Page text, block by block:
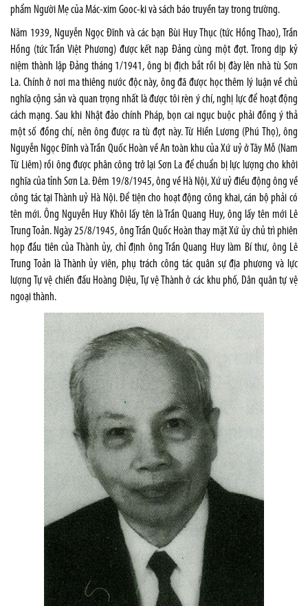
phẩm Người Mẹ của Mác-xim Gooc-ki và sách báo truyền tay trong trường.
Năm 1939, Nguyễn Ngọc Đĩnh và các bạn Bùi Huy Thục (tức Hồng Thao), Trần
Hồng (tức Trần Việt Phương) được kết nạp Đảng cùng một đợt. Trong dịp kỷ
niệm thành lập Đảng tháng 1/1941, ông bị địch bắt rồi bị đày lên nhà tù Sơn
La. Chính ở nơi ma thiêng nước độc này, ông đã được học thêm lý luận về chủ
nghĩa cộng sản và quan trọng nhất là được tôi rèn ý chí, nghị lực để hoạt động
cách mạng. Sau khi Nhật đảo chính Pháp, bọn cai ngục buộc phải đồng ý thả
một số đồng chí, nên ông được ra tù đợt này. Từ Hiền Lương (Phú Thọ), ông
Nguyễn Ngọc Đĩnh và Trần Quốc Hoàn về An toàn khu của Xứ uỷ ở Tây Mỗ (Nam
Từ Liêm) rồi ông được phân công trở lại Sơn La để chuẩn bị lực lượng cho khởi
nghĩa của tỉnh Sơn La. Đêm 19/8/1945, ông về Hà Nội, Xứ uỷ điều động ông về
công tác tại Thành uỷ Hà Nội. Để tiện cho hoạt động công khai, cán bộ phải có
tên mới. Ông Nguyễn Huy Khôi lấy tên là Trần Quang Huy, ông lấy tên mới Lê
Trung Toản. Ngày 25/8/1945, ông Trần Quốc Hoàn thay mặt Xứ ủy chủ trì phiên
họp đầu tiên của Thành ủy, chỉ định ông Trần Quang Huy làm Bí thư, ông Lê
Trung Toản là Thành ủy viên, phụ trách công tác quân sự địa phương và lực
lượng Tự vệ chiến đấu Hoàng Diệu, Tự vệ Thành ở các khu phố, Dân quân tự vệ
ngoại thành.